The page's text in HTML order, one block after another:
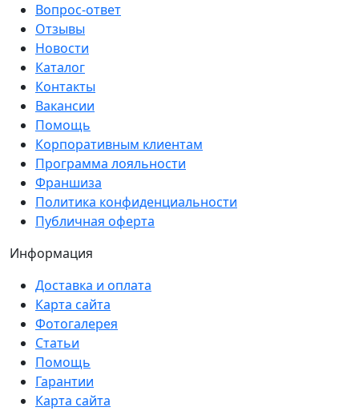
Вопрос-ответ
Отзывы
Новости
Каталог
Контакты
Вакансии
Помощь
Корпоративным клиентам
Программа лояльности
Франшиза
Политика конфиденциальности
Публичная оферта
Информация
Доставка и оплата
Карта сайта
Фотогалерея
Статьи
Помощь
Гарантии
Карта сайта